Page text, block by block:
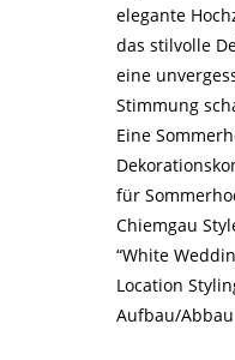
elegante
das stilvolle
eine
Stimmung
Eine
für
Chiemgau
“White
Location
Aufbau/